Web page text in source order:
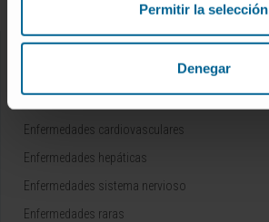
Permitir la selección
Denegar
Enfermedades cardiovasculares
Enfermedades hepáticas
Enfermedades sistema nervioso
Enfermedades raras